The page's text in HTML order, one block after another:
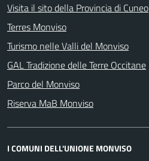
Visita il sito della Provincia di Cuneo
Terres Monviso
Turismo nelle Valli del Monviso
GAL Tradizione delle Terre Occitane
Parco del Monviso
Riserva MaB Monviso
I COMUNI DELL'UNIONE MONVISO